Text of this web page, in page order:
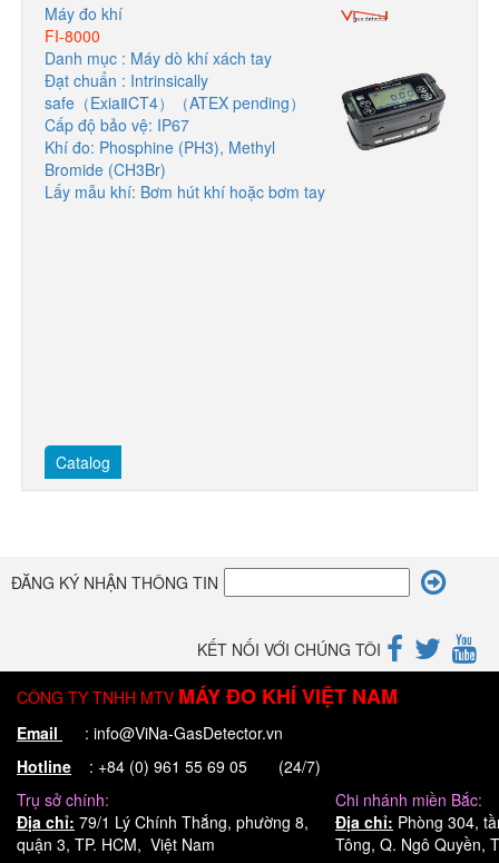
Máy đo khí
FI-8000
Danh mục : Máy dò khí xách tay
Đạt chuẩn : Intrinsically
safe（ExiaⅡCT4）（ATEX pending）
Cấp độ bảo vệ: IP67
Khí đo: Phosphine (PH3), Methyl
Bromide (CH3Br)
Lấy mẫu khí: Bơm hút khí hoặc bơm tay
Catalog
ĐĂNG KÝ NHẬN THÔNG TIN
KẾT NỐI VỚI CHÚNG TÔI
CÔNG TY TNHH MTV MÁY ĐO KHÍ VIỆT NAM
Email
: info@ViNa-GasDetector.vn
Hotline : +84 (0) 961 55 69 05 (24/7)
Trụ sở chính:
Chi nhánh miền Bắc:
Địa chỉ: 79/1 Lý Chính Thắng, phường 8,
quận 3, TP. HCM, Việt Nam
Địa chỉ: Phòng 304,
Tông, Q. Ngô Quyền,